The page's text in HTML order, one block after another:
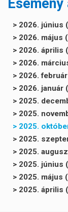
> 2026. június
> 2026. május
> 2026. április
> 2026.
> 2026.
> 2026. január
> 2025.
> 2025.
> 2025.
> 2025.
> 2025.
> 2025. június
> 2025. május
> 2025. április